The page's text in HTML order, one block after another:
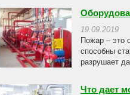
19.09.2019
Пожар – это
способны
разрушает
Что дает